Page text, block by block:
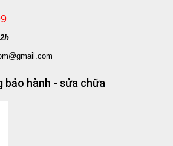
bảo hành - sửa chữa